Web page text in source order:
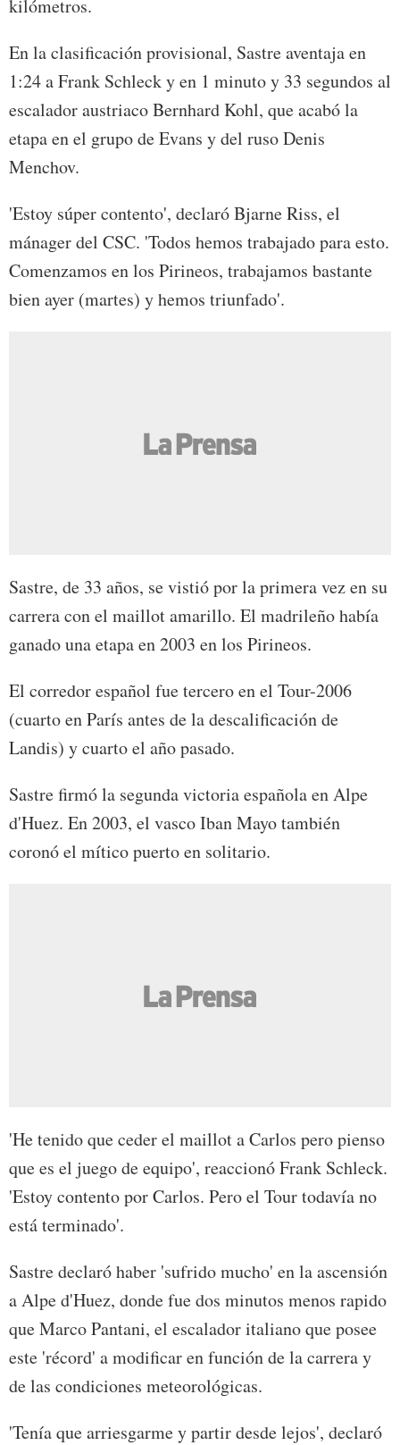
kilómetros.
En la clasificación provisional, Sastre aventaja en
1:24 a Frank Schleck y en 1 minuto y 33 segundos al
escalador austriaco Bernhard Kohl, que acabó la
etapa en el grupo de Evans y del ruso Denis
Menchov.
'Estoy súper contento', declaró Bjarne Riss, el
mánager del CSC. 'Todos hemos trabajado para esto.
Comenzamos en los Pirineos, trabajamos bastante
bien ayer (martes) y hemos triunfado'.
Sastre, de 33 años, se vistió por la primera vez en su
carrera con el maillot amarillo. El madrileño había
ganado una etapa en 2003 en los Pirineos.
El corredor español fue tercero en el Tour-2006
(cuarto en París antes de la descalificación de
Landis) y cuarto el año pasado.
Sastre firmó la segunda victoria española en Alpe
d'Huez. En 2003, el vasco Iban Mayo también
coronó el mítico puerto en solitario.
'He tenido que ceder el maillot a Carlos pero pienso
que es el juego de equipo', reaccionó Frank Schleck.
'Estoy contento por Carlos. Pero el Tour todavía no
está terminado'.
Sastre declaró haber 'sufrido mucho' en la ascensión
a Alpe d'Huez, donde fue dos minutos menos rapido
que Marco Pantani, el escalador italiano que posee
este 'récord' a modificar en función de la carrera y
de las condiciones meteorológicas.
'Tenía que arriesgarme y partir desde lejos', declaró